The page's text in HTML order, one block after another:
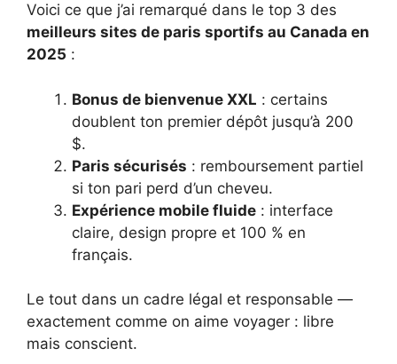
Voici ce que j’ai remarqué dans le top 3 des
meilleurs sites de paris sportifs au Canada en
2025 :
Bonus de bienvenue XXL : certains
doublent ton premier dépôt jusqu’à 200
$.
Paris sécurisés : remboursement partiel
si ton pari perd d’un cheveu.
Expérience mobile fluide : interface
claire, design propre et 100 % en
français.
Le tout dans un cadre légal et responsable —
exactement comme on aime voyager : libre
mais conscient.